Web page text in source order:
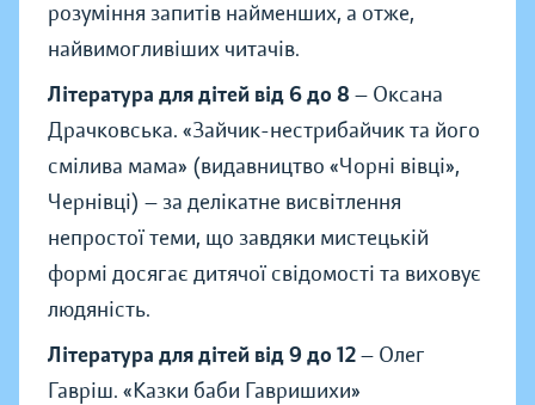
розуміння запитів найменших, а отже,
найвимогливіших читачів.
Література для дітей від 6 до 8 — Оксана
Драчковська. «Зайчик-нестрибайчик та його
смілива мама» (видавництво «Чорні вівці»,
Чернівці) — за делікатне висвітлення
непростої теми, що завдяки мистецькій
формі досягає дитячої свідомості та виховує
людяність.
Література для дітей від 9 до 12— Олег
Гавріш. «Казки баби Гавришихи»